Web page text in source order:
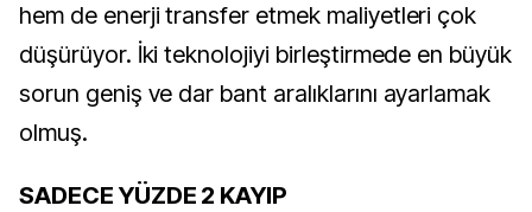
hem de enerji transfer etmek maliyetleri çok
düşürüyor. İki teknolojiyi birleştirmede en büyük
sorun geniş ve dar bant aralıklarını ayarlamak
olmuş.
SADECE YÜZDE 2 KAYIP